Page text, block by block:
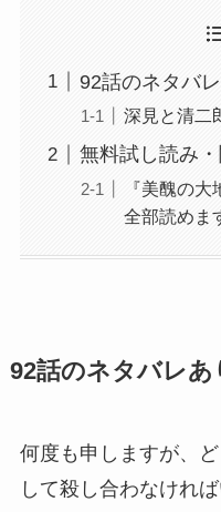
92話のネタバ
深見と清二
無料試し読み
『美醜の
全部読めま
92話のネタバレあ
何度も申しますが、
して殺し合わなけれ